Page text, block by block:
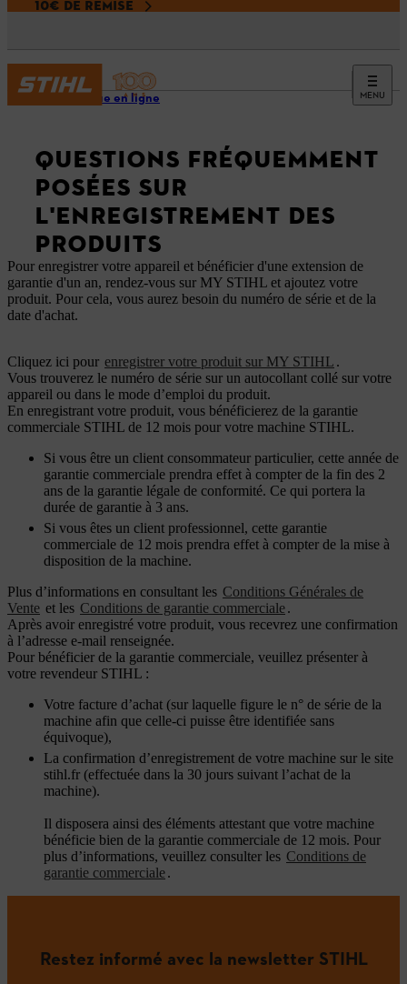
10€ DE REMISE
MENU
Boutique en ligne
QUESTIONS FRÉQUEMMENT
POSÉES SUR
L'ENREGISTREMENT DES
PRODUITS
Pour enregistrer votre appareil et bénéficier d'une extension de
garantie d'un an, rendez-vous sur MY STIHL et ajoutez votre
produit. Pour cela, vous aurez besoin du numéro de série et de la
date d'achat.
Cliquez ici pour enregistrer votre produit sur MY STIHL .
Vous trouverez le numéro de série sur un autocollant collé sur votre
appareil ou dans le mode d’emploi du produit.
En enregistrant votre produit, vous bénéficierez de la garantie
commerciale STIHL de 12 mois pour votre machine STIHL.
Si vous être un client consommateur particulier, cette année de
garantie commerciale prendra effet à compter de la fin des 2
ans de la garantie légale de conformité. Ce qui portera la
durée de garantie à 3 ans.
Si vous êtes un client professionnel, cette garantie
commerciale de 12 mois prendra effet à compter de la mise à
disposition de la machine.
Plus d’informations en consultant les Conditions Générales de
Vente et les Conditions de garantie commerciale.
Après avoir enregistré votre produit, vous recevrez une confirmation
à l’adresse e-mail renseignée.
Pour bénéficier de la garantie commerciale, veuillez présenter à
votre revendeur STIHL :
Votre facture d’achat (sur laquelle figure le n° de série de la
machine afin que celle-ci puisse être identifiée sans
équivoque),
La confirmation d’enregistrement de votre machine sur le site
stihl.fr (effectuée dans la 30 jours suivant l’achat de la
machine).
Il disposera ainsi des éléments attestant que votre machine
bénéficie bien de la garantie commerciale de 12 mois. Pour
plus d’informations, veuillez consulter les Conditions de
garantie commerciale.
Restez informé avec la newsletter STIHL